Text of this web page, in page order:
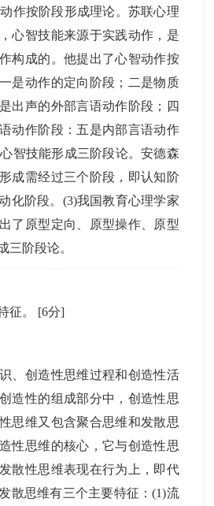
作按阶段形成理论。苏联心理
心智技能来源于实践动作，是
构成的。他提出了心智动作按
是动作的定向阶段；二是物质
出声的外部言语动作阶段；四
动作阶段：五是内部言语动作
智技能形成三阶段论。安德森
成需经过三个阶段，即认知阶
化阶段。(3)我国教育心理学家
了原型定向、原型操作、原型
三阶段论。
征。 [6分]
、创造性思维过程和创造性活
造性的组成部分中，创造性思
思维又包含聚合思维和发散思
性思维的核心，它与创造性思
散性思维表现在行为上，即代
散思维有三个主要特征：(1)流